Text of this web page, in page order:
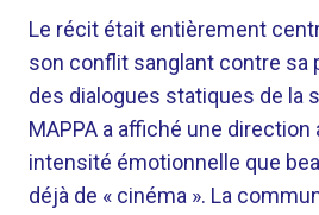
Le récit était entièrement
son conflit sanglant contre sa
des dialogues statiques de la
MAPPA a affiché une
intensité émotionnelle que
déjà de « cinéma ». La